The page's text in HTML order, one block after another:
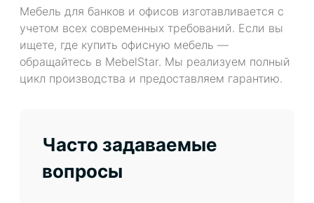
Мебель для банков и офисов изготавливается с
учетом всех современных требований. Если вы
ищете, где купить офисную мебель —
обращайтесь в MebelStar. Мы реализуем полный
цикл производства и предоставляем гарантию.
Часто задаваемые
вопросы